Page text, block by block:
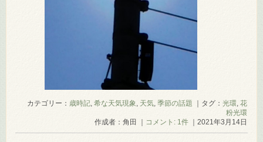
カテゴリー： 歳時記, 希な天気現象 天気, 季節の話題 ｜タグ： 光環 花
粉光環
作成者：角田 ｜ コメント: 1件｜2021年3月14日